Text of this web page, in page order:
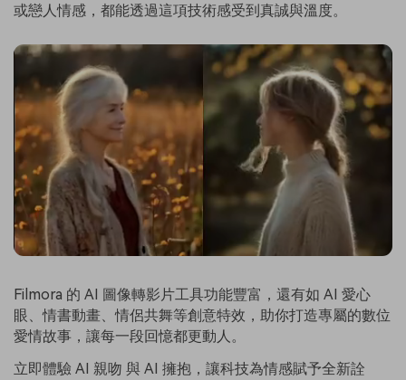
或戀人情感，都能透過這項技術感受到真誠與溫度。
Filmora 的 AI 圖像轉影片工具功能豐富，還有如 AI 愛心
眼、情書動畫、情侶共舞等創意特效，助你打造專屬的數位
愛情故事，讓每一段回憶都更動人。
立即體驗 AI 親吻 與 AI 擁抱，讓科技為情感賦予全新詮